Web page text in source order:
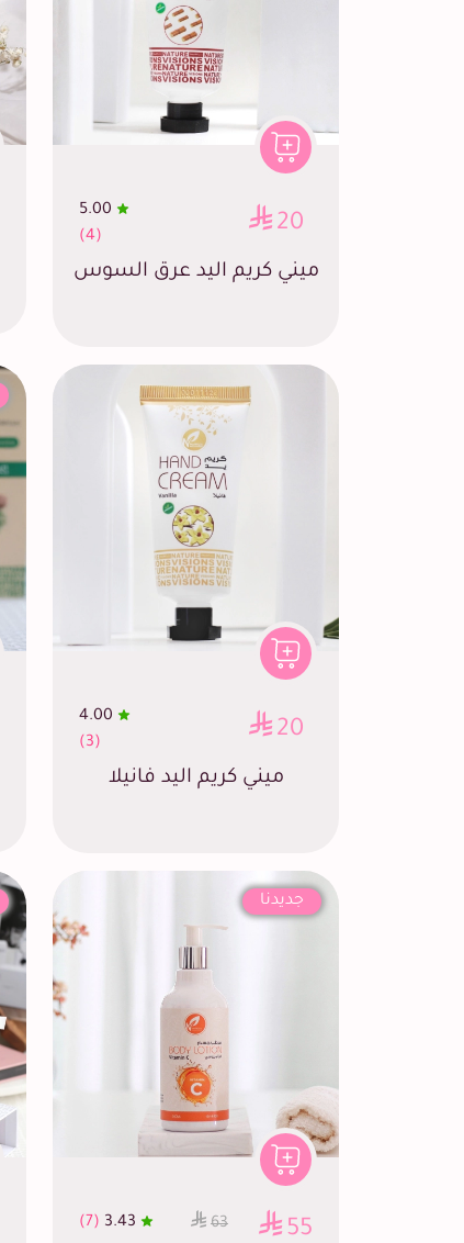
20
5.00
(4)
ميني كريم اليد عرق السوس
20
4.00
(3)
ميني كريم اليد فانيلا
جديدنا
55
63
3.43
(7)